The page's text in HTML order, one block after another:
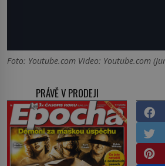
Foto: Youtube.com Video: Youtube.com
PRÁVĚ V PRODEJI